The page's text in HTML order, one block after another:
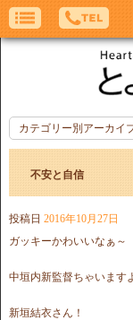
カテゴリー別アーカイ
不安と自信
投稿日 2016年10月27日
ガッキーかわいいなぁ～
中垣内新監督ちゃいます
新垣結衣さん！